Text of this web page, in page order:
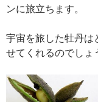
ンに旅立ちます。
宇宙を旅した牡丹は
せてくれるのでしょ